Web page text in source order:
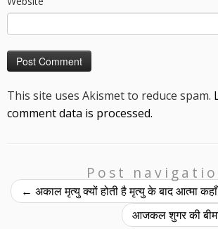
This site uses Akismet to reduce spam.
comment data is processed.
Post
← अकाल मृत्यु क्यों होती है मृत्यु के बाद आत्मा
आजकल शुगर की